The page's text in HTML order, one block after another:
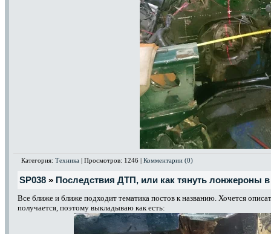
Категория: Техника | Просмотров: 1246 | Комментарии (0)
SP038 » Последствия ДТП, или как тянуть лонжероны в
Все ближе и ближе подходит тематика постов к названию. Хочется
получается, поэтому выкладываю как есть: